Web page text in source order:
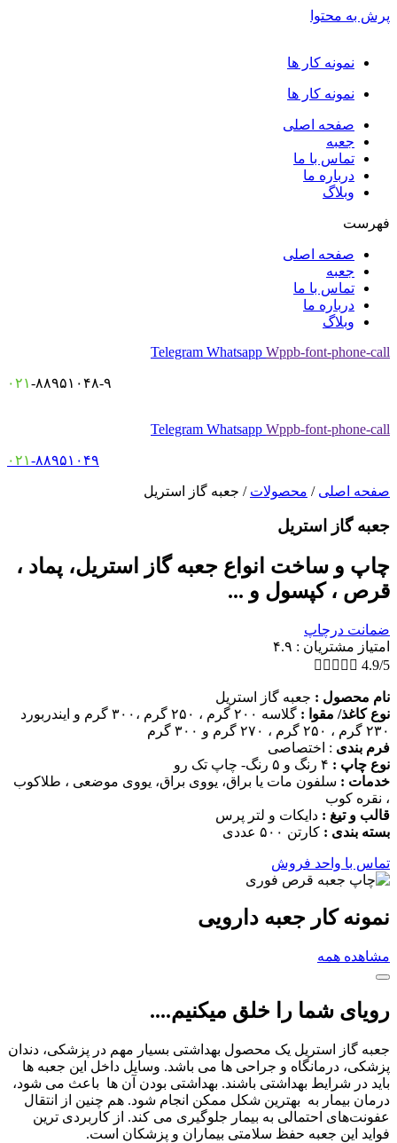
پرش به محتوا
نمونه کار ها
نمونه کار ها
صفحه اصلی
جعبه
تماس با ما
درباره ما
وبلاگ
فهرست
صفحه اصلی
جعبه
تماس با ما
درباره ما
وبلاگ
Telegram Whatsapp Wppb-font-phone-call
۰۲۱-۸۸۹۵۱۰۴۸-۹
Telegram Whatsapp Wppb-font-phone-call
۰۲۱-۸۸۹۵۱۰۴۹
صفحه اصلی / محصولات / جعبه گاز استریل
جعبه گاز استریل
چاپ و ساخت انواع جعبه گاز استریل، پماد ،
قرص ، کپسول و ...
ضمانت درچاپ
امتیاز مشتریان : ۴.۹
     4.9/5
نام محصول : جعبه گاز استریل
نوع کاغذ/ مقوا :
گلاسه ۲۰۰ گرم ، ۲۵۰ گرم ،۳۰۰ گرم و ایندربورد
۲۳۰ گرم ، ۲۵۰ گرم ، ۲۷۰ گرم و ۳۰۰ گرم
فرم بندی : اختصاصی
نوع چاپ :
خدمات : سلفون مات یا براق، یووی براق، یووی موضعی ، طلاکوب
، نقره کوب
قالب و تیغ : دایکات و لتر پرس
بسته بندی : کارتن ۵۰۰ عددی
تماس با واحد فروش
نمونه کار جعبه دارویی
مشاهده همه
رویای شما را خلق میکنیم....
جعبه گاز استریل یک محصول بهداشتی بسیار مهم در پزشکی، دندان
پزشکی، درمانگاه و جراحی ها می باشد. وسایل داخل این جعبه ها
باید در شرایط بهداشتی باشند. بهداشتی بودن آن ها باعث می شود،
درمان بیمار به بهترین شکل ممکن انجام شود. هم چنین از انتقال
عفونت‌های احتمالی به بیمار جلوگیری می کند. از کاربردی ترین
فواید این جعبه حفظ سلامتی بیماران و پزشکان است.